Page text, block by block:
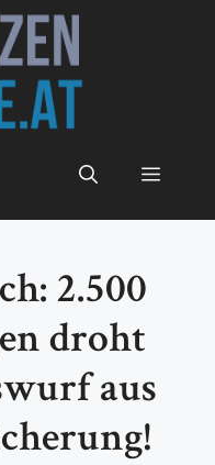
Menü
2.500
droht
aus